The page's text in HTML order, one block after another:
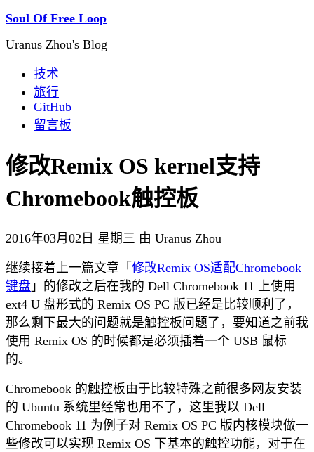
Soul Of Free Loop
Uranus Zhou's Blog
技术
旅行
GitHub
留言板
修改Remix OS kernel支持
Chromebook触控板
2016年03月02日 星期三 由 Uranus Zhou
继续接着上一篇文章「 修改Remix OS适配Chromebook
键盘 」的修改之后在我的 Dell Chromebook 11 上使用
ext4 U 盘形式的 Remix OS PC 版已经是比较顺利了，
那么剩下最大的问题就是触控板问题了，要知道之前我
使用 Remix OS 的时候都是必须插着一个 USB 鼠标
的。
Chromebook 的触控板由于比较特殊之前很多网友安装
的 Ubuntu 系统里经常也用不了，这里我以 Dell
Chromebook 11 为例子对 Remix OS PC 版内核模块做一
些修改可以实现 Remix OS 下基本的触控功能，对于在